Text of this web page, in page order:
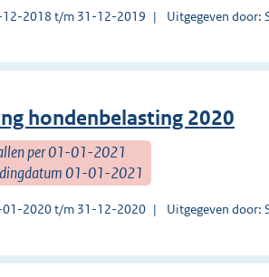
12-2018 t/m 31-12-2019 Uitgegeven door:
hondenbelasting 2020
per 01-01-2021
01-01-2021
01-2020 t/m 31-12-2020 Uitgegeven door: